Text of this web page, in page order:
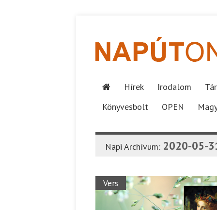
Hírek Irodalom
Könyvesbolt
OPEN
Napi Archívum: 2020-05-
Vers